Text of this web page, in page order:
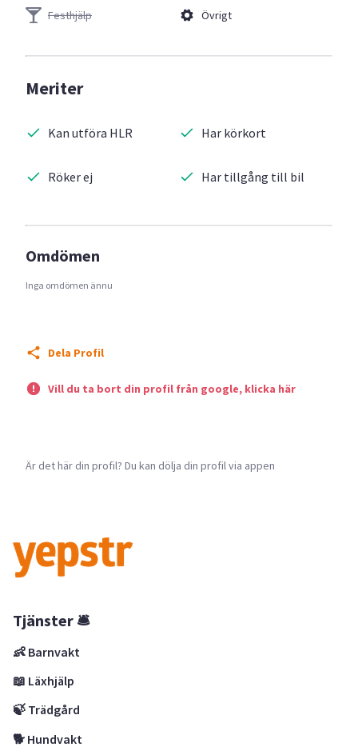
Festhjälp
Övrigt
Meriter
Kan utföra HLR
Röker ej
Har körkort
Har tillgång till bil
Omdömen
Inga omdömen ännu
Dela Profil
Vill du ta bort din profil från google, klicka här
Är det här din profil? Du kan dölja din profil via appen
Tjänster 🛎
👶 Barnvakt
📖 Läxhjälp
🍃 Trädgård
🐕 Hundvakt